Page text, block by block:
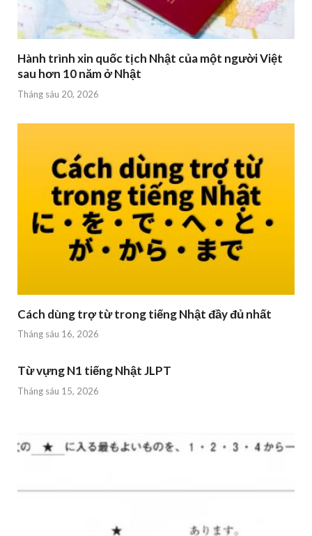
Hành trình xin quốc tịch Nhật của một người Việt
sau hơn 10 năm ở Nhật
Tháng sáu 20, 2026
Cách dùng trợ từ trong tiếng Nhật đầy đủ nhất
Tháng sáu 16, 2026
Từ vựng N1 tiếng Nhật JLPT
Tháng sáu 15, 2026